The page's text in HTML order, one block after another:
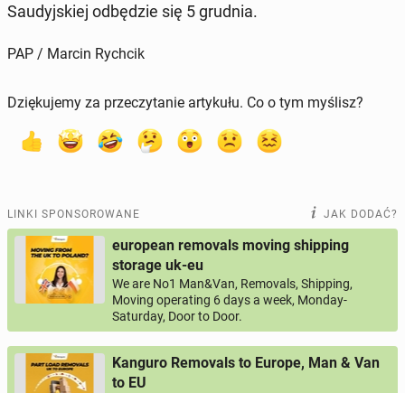
Sau­dyj­skiej od­bę­dzie się 5 grudnia.
PAP / Marcin Rychcik
Dziękujemy za przeczytanie artykułu. Co o tym myślisz?
LINKI SPONSOROWANE JAK DODAĆ?
european removals moving shipping
storage uk-eu
We are No1 Man&Van, Removals, Shipping,
Moving operating 6 days a week, Monday-
Saturday, Door to Door.
Kanguro Removals to Europe, Man & Van
to EU